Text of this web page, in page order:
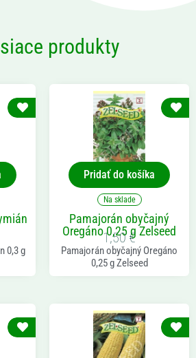
produkty
0,3 g
Pridať do košíka
Na sklade
Pamajorán obyčajný
Oregáno 0,25 g Zelseed
1,50€
Pamajorán obyčajný Oregáno
0,25 g Zelseed